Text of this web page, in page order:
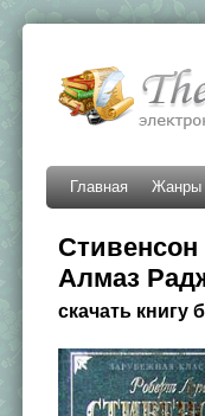
Главная Жанры
Алмаз
скачать книгу